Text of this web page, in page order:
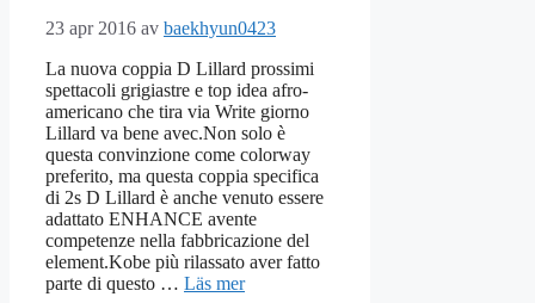
23 apr 2016 av baekhyun0423
La nuova coppia D Lillard prossimi
spettacoli grigiastre e top idea afro-
americano che tira via Write giorno
Lillard va bene avec.Non solo è
questa convinzione come colorway
preferito, ma questa coppia specifica
di 2s D Lillard è anche venuto essere
adattato ENHANCE avente
competenze nella fabbricazione del
element.Kobe più rilassato aver fatto
parte di questo … Läs mer